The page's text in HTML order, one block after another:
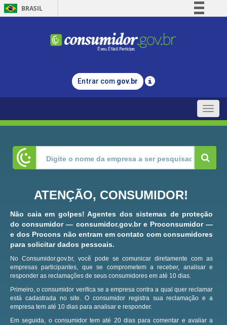
BRASIL
Comunica BR
Legislação
Entrar com gov.br
Toggle
ATENÇÃO, CONSUMIDOR!
Não caia em golpes! Agentes dos sistemas de proteção
do consumidor — consumidor.gov.br e Proconsumidor —
e dos Procons não entram em contato com consumidores
para solicitar dados pessoais.
No Consumidor.gov.br, você pode se comunicar diretamente com as
empresas participantes, que se comprometem a receber, analisar e
responder as reclamações de seus consumidores em até 10 dias.
Primeiro, o consumidor verifica se a empresa contra a qual quer reclamar
está cadastrada no site.O consumidor registra sua reclamação e a
empresa tem até 10 dias para analisar e responder.
Em seguida, o consumidor tem até 20 dias para comentar e avaliar a